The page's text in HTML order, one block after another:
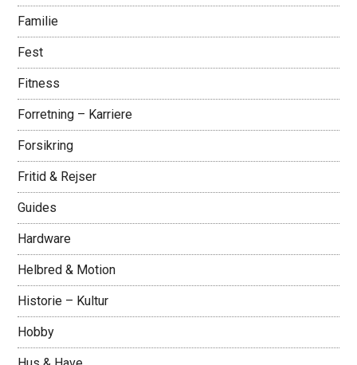
Familie
Fest
Fitness
Forretning – Karriere
Forsikring
Fritid & Rejser
Guides
Hardware
Helbred & Motion
Historie – Kultur
Hobby